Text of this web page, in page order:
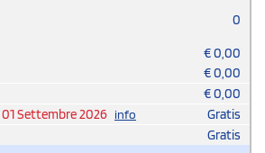
0
€0,00
€0,00
€0,00
01 Settembre 2026 info
Gratis
Gratis